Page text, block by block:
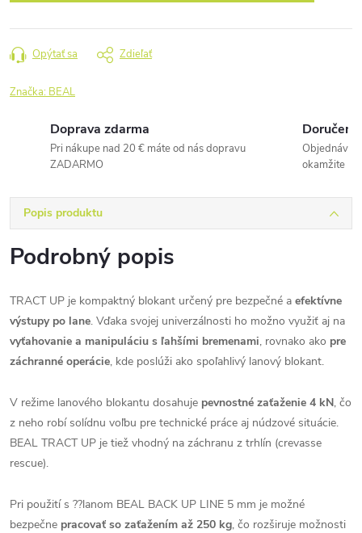
Opýtať sa Zdieľať
Značka: BEAL
Doprava zdarma
Pri nákupe nad 20 € máte od nás dopravu
ZADARMO
okamžite
Popis produktu
Podrobný popis
TRACT UP je kompaktný blokant určený pre bezpečné a efektívne
výstupy po lane. Vďaka svojej univerzálnosti ho možno využiť aj na
vyťahovanie a manipuláciu s ľahšími bremenami, rovnako ako pre
záchranné operácie, kde poslúži ako spoľahlivý lanový blokant.
V režime lanového blokantu dosahuje pevnostné zaťaženie 4 kN, čo
z neho robí solídnu voľbu pre technické práce aj núdzové situácie.
BEAL TRACT UP je tiež vhodný na záchranu z trhlín (crevasse
rescue).
Pri použití s ??lanom BEAL BACK UP LINE 5 mm je možné
bezpečne pracovať so zaťažením až 250 kg, čo rozširuje možnosti